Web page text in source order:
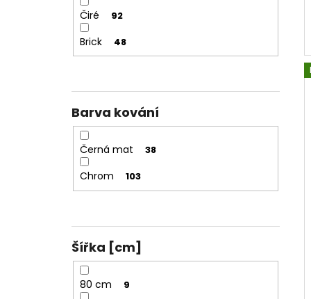
Dveře
Čiré 92
Brick 48
Barva kování
Černá mat 38
Chrom 103
Šířka [cm]
80 cm 9